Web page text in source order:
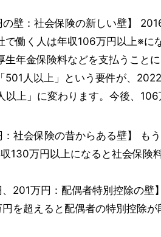
の壁：社会保険の新しい壁】
で働く人は年収106万円以上※に
生年金保険料などを支払うこと
501人以上」という要件が、
上」に変わります。今後、106
：社会保険の昔からある壁】 も
130万円以上になると社会保険
、201万円：配偶者特別控除の
を超えると配偶者の特別控除